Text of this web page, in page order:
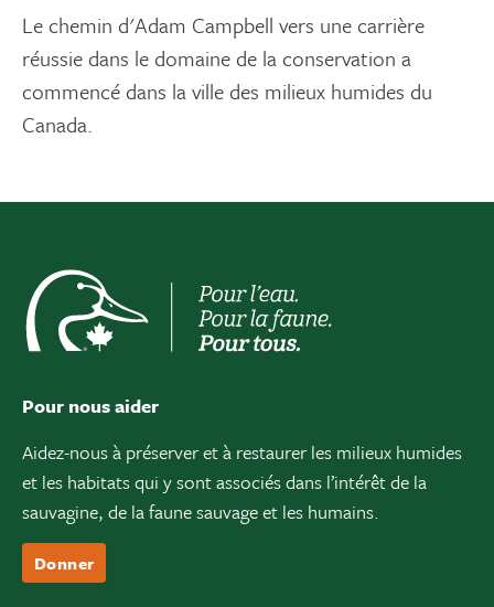
Le chemin d'Adam Campbell vers une carrière
réussie dans le domaine de la conservation a
commencé dans la ville des milieux humides du
Canada.
Pour nous aider
Aidez-nous à préserver et à restaurer les milieux humides
et les habitats qui y sont associés dans l’intérêt de la
sauvagine, de la faune sauvage et les humains.
Donner